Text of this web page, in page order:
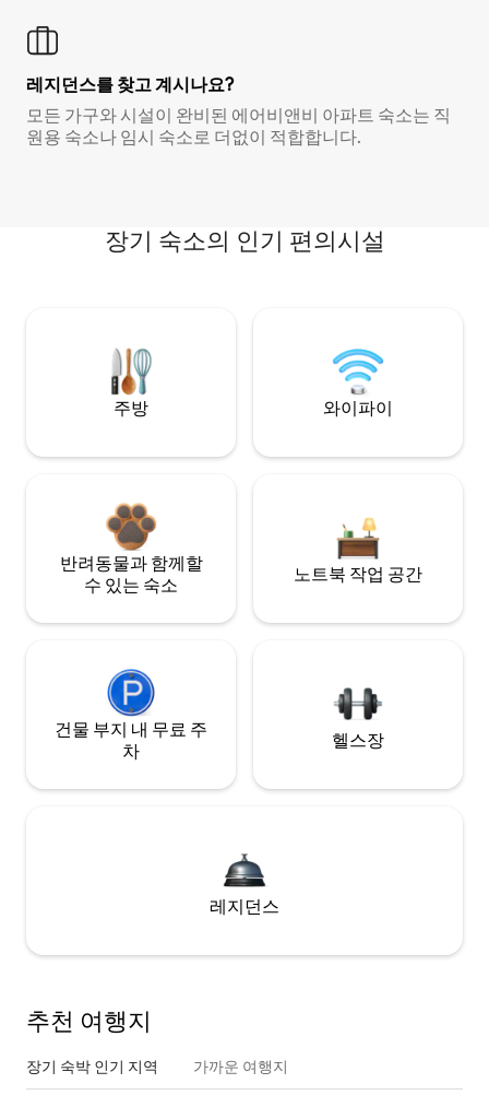
레지던스를 찾고 계시나요?
모든 가구와 시설이 완비된 에어비앤비 아파트 숙소는 직
원용 숙소나 임시 숙소로 더없이 적합합니다.
장기 숙소의 인기 편의시설
주방 와이파이
반려동물과 함께할
수 있는 숙소
노트북 작업 공간
건물 부지 내 무료 주
차
헬스장
레지던스
추천 여행지
장기 숙박 인기 지역 가까운 여행지